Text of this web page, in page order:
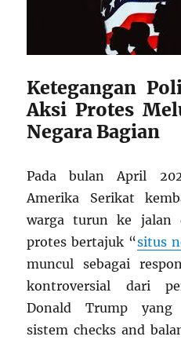
Ketegangan
Aksi Protes
Negara Bagian
Pada bulan April
Amerika Serikat
warga turun ke jalan
protes bertajuk “situs
muncul sebagai
kontroversial dari
Donald Trump yang
sistem checks and